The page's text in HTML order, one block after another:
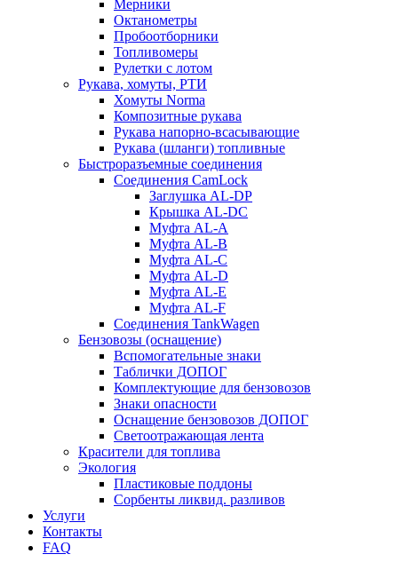
Мерники
Октанометры
Пробоотборники
Топливомеры
Рулетки с лотом
Рукава, хомуты, РТИ
Хомуты Norma
Композитные рукава
Рукава напорно-всасывающие
Рукава (шланги) топливные
Быстроразъемные соединения
Соединения CamLock
Заглушка AL-DP
Крышка AL-DC
Муфта AL-A
Муфта AL-B
Муфта AL-C
Муфта AL-D
Муфта AL-E
Муфта AL-F
Соединения TankWagen
Бензовозы (оснащение)
Вспомогательные знаки
Таблички ДОПОГ
Комплектующие для бензовозов
Знаки опасности
Оснащение бензовозов ДОПОГ
Светоотражающая лента
Красители для топлива
Экология
Пластиковые поддоны
Сорбенты ликвид. разливов
Услуги
Контакты
FAQ